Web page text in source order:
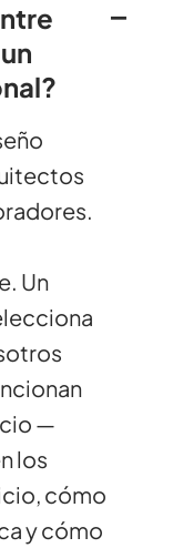
Un
—
los
cómo
y cómo